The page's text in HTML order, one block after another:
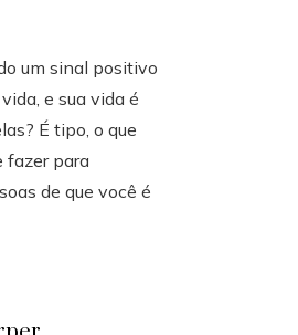
um sinal positivo
e sua vida é
É tipo, o que
fazer para
de que você é